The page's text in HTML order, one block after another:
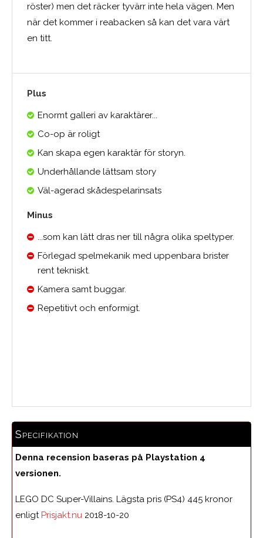
röster) men det räcker tyvärr inte hela vägen. Men
när det kommer i reabacken så kan det vara värt
en titt.
Plus
Enormt galleri av karaktärer...
Co-op är roligt
Kan skapa egen karaktär för storyn.
Underhållande lättsam story
Väl-agerad skådespelarinsats
Minus
...som kan lätt dras ner till några olika speltyper.
Förlegad spelmekanik med uppenbara brister
rent tekniskt.
Kamera samt buggar.
Repetitivt och enformigt.
Specifikation
Denna recension baseras på Playstation 4
versionen.
LEGO DC Super-Villains. Lägsta pris (PS4) 445 kronor
enligt Prisjakt.nu 2018-10-20